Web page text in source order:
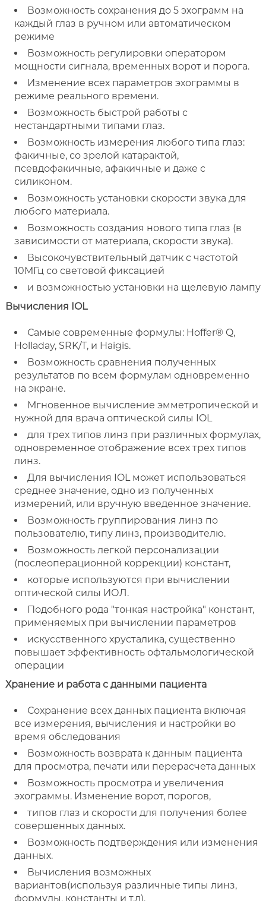
Возможность сохранения до 5 эхограмм на
каждый глаз в ручном или автоматическом
режиме
Возможность регулировки оператором
мощности сигнала, временных ворот и порога.
Изменение всех параметров эхограммы в
режиме реального времени.
Возможность быстрой работы с
нестандартными типами глаз.
Возможность измерения любого типа глаз:
факичные, со зрелой катарактой,
псевдофакичные, афакичные и даже с
силиконом.
Возможность установки скорости звука для
любого материала.
Возможность создания нового типа глаз (в
зависимости от материала, скорости звука).
Высокочувствительный датчик с частотой
10MГц со световой фиксацией
и возможностью установки на щелевую лампу
Вычисления IOL
Самые современные формулы: Hoffer® Q,
Holladay, SRK/T, и Haigis.
Возможность сравнения полученных
результатов по всем формулам одновременно
на экране.
Мгновенное вычисление эмметропической и
нужной для врача оптической силы IOL
для трех типов линз при различных формулах,
одновременное отображение всех трех типов
линз.
Для вычисления IOL может использоваться
среднее значение, одно из полученных
измерений, или вручную введенное значение.
Возможность группирования линз по
пользователю, типу линз, производителю.
Возможность легкой персонализации
(послеоперационной коррекции) констант,
которые используются при вычислении
оптической силы ИОЛ.
Подобного рода "тонкая настройка" констант,
применяемых при вычислении параметров
искусственного хрусталика, существенно
повышает эффективность офтальмологической
операции
Хранение и работа с данными пациента
Сохранение всех данных пациента включая
все измерения, вычисления и настройки во
время обследования
Возможность возврата к данным пациента
для просмотра, печати или перерасчета данных
Возможность просмотра и увеличения
эхограммы. Изменение ворот, порогов,
типов глаз и скорости для получения более
совершенных данных.
Возможность подтверждения или изменения
данных.
Вычисления возможных
вариантов(используя различные типы линз,
формулы, константы и т.д).